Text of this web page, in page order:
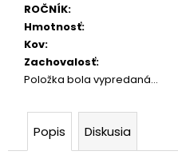
ROČNÍK:
Hmotnosť:
Kov:
Zachovalosť:
Položka bola vypredaná…
Popis Diskusia
€70